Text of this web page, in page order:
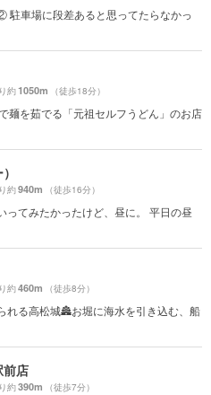
駐車場に段差あると思ってたらなかっ
約1050m （徒歩18分）
麺を茹でる「元祖セルフうどん」のお店
約940m （徒歩16分）
ってみたかったけど、昼に。 平日の昼
約460m （徒歩8分）
れる高松城🏯お堀に海水を引き込む、船
前店
約390m （徒歩7分）